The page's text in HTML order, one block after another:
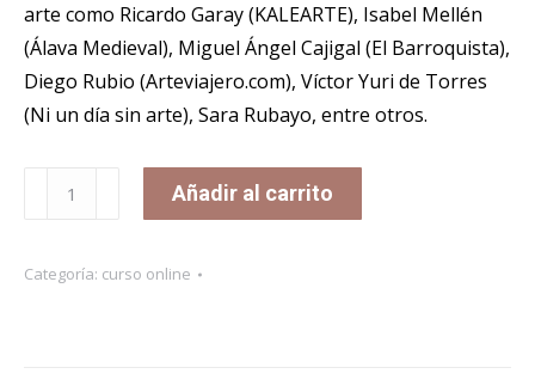
arte como Ricardo Garay (KALEARTE), Isabel Mellén
(Álava Medieval), Miguel Ángel Cajigal (El Barroquista),
Diego Rubio (Arteviajero.com), Víctor Yuri de Torres
(Ni un día sin arte), Sara Rubayo, entre otros.
CURSO
MIRAR
DE
Añadir al carrito
Categoría: curso online